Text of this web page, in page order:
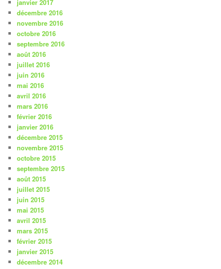
janvier 2017
décembre 2016
novembre 2016
octobre 2016
septembre 2016
août 2016
juillet 2016
juin 2016
mai 2016
avril 2016
mars 2016
février 2016
janvier 2016
décembre 2015
novembre 2015
octobre 2015
septembre 2015
août 2015
juillet 2015
juin 2015
mai 2015
avril 2015
mars 2015
février 2015
janvier 2015
décembre 2014